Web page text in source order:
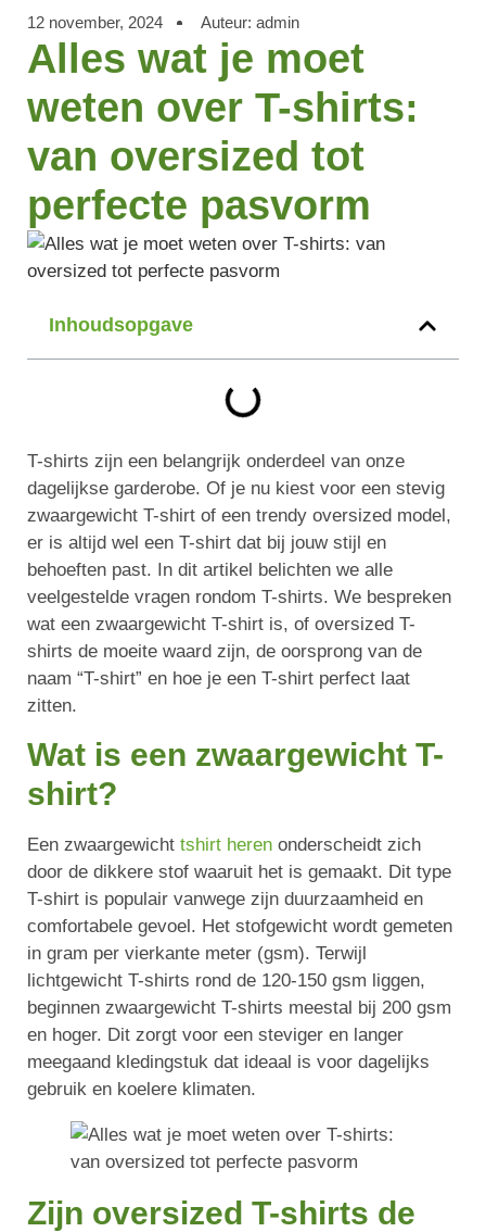
12 november, 2024 Auteur: admin
Alles wat je moet
weten over T-shirts:
van oversized tot
perfecte pasvorm
Inhoudsopgave
T-shirts zijn een belangrijk onderdeel van onze
dagelijkse garderobe. Of je nu kiest voor een stevig
zwaargewicht T-shirt of een trendy oversized model,
er is altijd wel een T-shirt dat bij jouw stijl en
behoeften past. In dit artikel belichten we alle
veelgestelde vragen rondom T-shirts. We bespreken
wat een zwaargewicht T-shirt is, of oversized T-
shirts de moeite waard zijn, de oorsprong van de
naam “T-shirt” en hoe je een T-shirt perfect laat
zitten.
Wat is een zwaargewicht T-
shirt?
Een zwaargewicht tshirt heren onderscheidt zich
door de dikkere stof waaruit het is gemaakt. Dit type
T-shirt is populair vanwege zijn duurzaamheid en
comfortabele gevoel. Het stofgewicht wordt gemeten
in gram per vierkante meter (gsm). Terwijl
lichtgewicht T-shirts rond de 120-150 gsm liggen,
beginnen zwaargewicht T-shirts meestal bij 200 gsm
en hoger. Dit zorgt voor een steviger en langer
meegaand kledingstuk dat ideaal is voor dagelijks
gebruik en koelere klimaten.
Zijn oversized T-shirts de